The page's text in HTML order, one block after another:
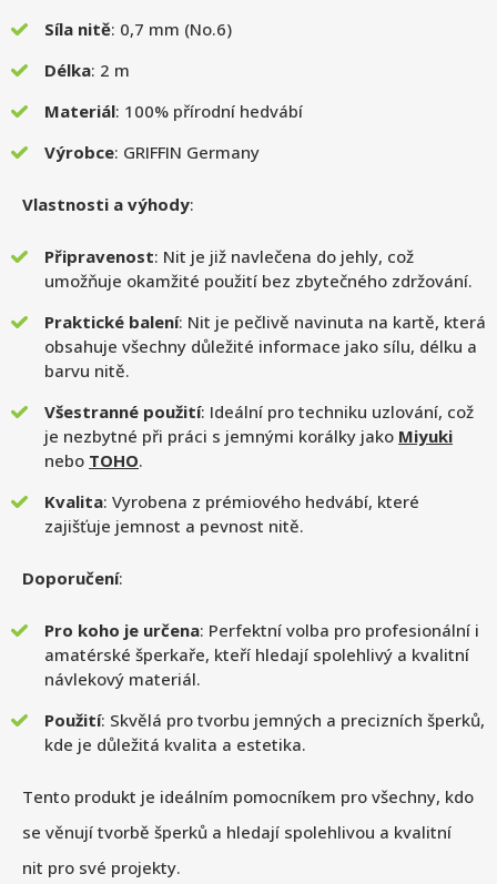
Síla nitě: 0,7 mm (No.6)
Délka: 2 m
Materiál: 100% přírodní hedvábí
Výrobce: GRIFFIN Germany
Vlastnosti a výhody:
Připravenost: Nit je již navlečena do jehly, což
umožňuje okamžité použití bez zbytečného zdržování.
Praktické balení: Nit je pečlivě navinuta na kartě, která
obsahuje všechny důležité informace jako sílu, délku a
barvu nitě.
Všestranné použití: Ideální pro techniku uzlování, což
je nezbytné při práci s jemnými korálky jako Miyuki
nebo TOHO.
Kvalita: Vyrobena z prémiového hedvábí, které
zajišťuje jemnost a pevnost nitě.
Doporučení:
Pro koho je určena: Perfektní volba pro profesionální i
amatérské šperkaře, kteří hledají spolehlivý a kvalitní
návlekový materiál.
Použití: Skvělá pro tvorbu jemných a precizních šperků,
kde je důležitá kvalita a estetika.
Tento produkt je ideálním pomocníkem pro všechny, kdo
se věnují tvorbě šperků a hledají spolehlivou a kvalitní
nit pro své projekty.